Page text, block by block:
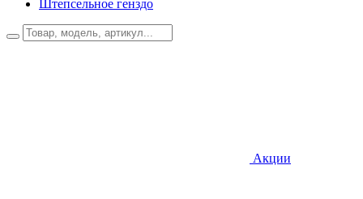
Штепсельное генздо
Акции